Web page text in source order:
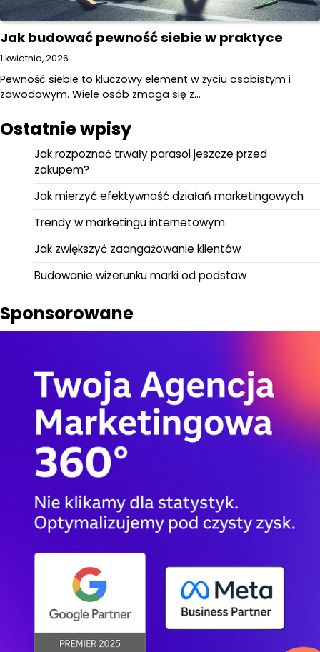
Jak budować pewność siebie w praktyce
1 kwietnia, 2026
Pewność siebie to kluczowy element w życiu osobistym i
zawodowym. Wiele osób zmaga się z…
Ostatnie wpisy
Jak rozpoznać trwały parasol jeszcze przed
zakupem?
Jak mierzyć efektywność działań marketingowych
Trendy w marketingu internetowym
Jak zwiększyć zaangażowanie klientów
Budowanie wizerunku marki od podstaw
Sponsorowane